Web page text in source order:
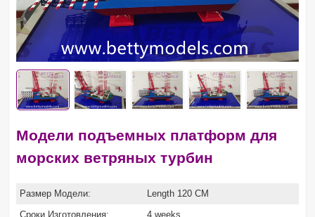
Модели подъемных платформ для
морских ветряных турбин
Размер Модели:
Length 120 CM
Сроки Изготовления:
4 weeks